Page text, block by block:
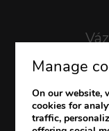
Manage
On our website,
cookies for
traffic,